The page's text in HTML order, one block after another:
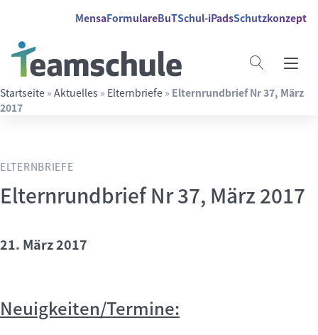
MensaFormulareBuTSchul-iPadsSchutzkonzept
Startseite » Aktuelles » Elternbriefe » Elternrundbrief Nr 37, März
2017
Elternrundbrief Nr 37, März 2017
ELTERNBRIEFE
21. März 2017
Neuigkeiten/Termine: